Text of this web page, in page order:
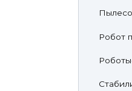
Робот